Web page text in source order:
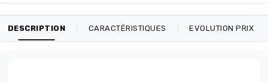
DESCRIPTION CARACTÉRISTIQUES EVOLUTION PRIX